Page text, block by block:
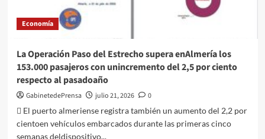
100
ocupación
en
numerosos
establecimientos
Economía
La Operación Paso del Estrecho supera enAlmería los
153.000 pasajeros con unincremento del 2,5 por ciento
respecto al pasadoaño
GabinetedePrensa julio 21, 2026
0
 El puerto almeriense registra también un aumento del 2,2 por
cientoen vehículos embarcados durante las primeras cinco
semanas deldispositivo...